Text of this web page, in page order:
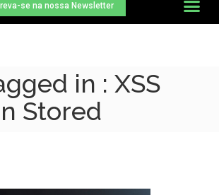
se na nossa Newsletter
in : XSS
Stored